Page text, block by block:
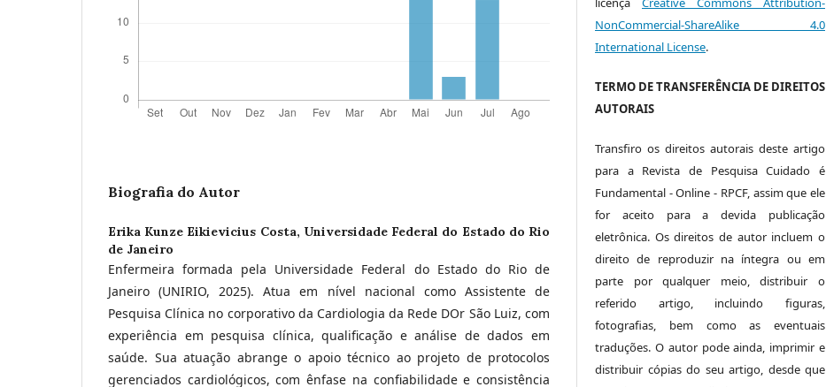
Biografia do Autor
Erika Kunze Eikievicius Costa, Universidade Federal do Estado do Rio
de Janeiro
Enfermeira formada pela Universidade Federal do Estado do Rio de
Janeiro (UNIRIO, 2025). Atua em nível nacional como Assistente de
Pesquisa Clínica no corporativo da Cardiologia da Rede DOr São Luiz, com
experiência em pesquisa clínica, qualificação e análise de dados em
saúde. Sua atuação abrange o apoio técnico ao projeto de protocolos
gerenciados cardiológicos, com ênfase na confiabilidade e consistência
NonCommercial-ShareAlike 4.0
International License.
TERMO DE TRANSFERÊNCIA DE DIREITOS
AUTORAIS
Transfiro os direitos autorais deste artigo
para a Revista de Pesquisa Cuidado é
Fundamental - Online - RPCF, assim que ele
for aceito para a devida publicação
eletrônica. Os direitos de autor incluem o
direito de reproduzir na íntegra ou em
parte por qualquer meio, distribuir o
referido artigo, incluindo figuras,
fotografias, bem como as eventuais
traduções. O autor pode ainda, imprimir e
distribuir cópias do seu artigo, desde que